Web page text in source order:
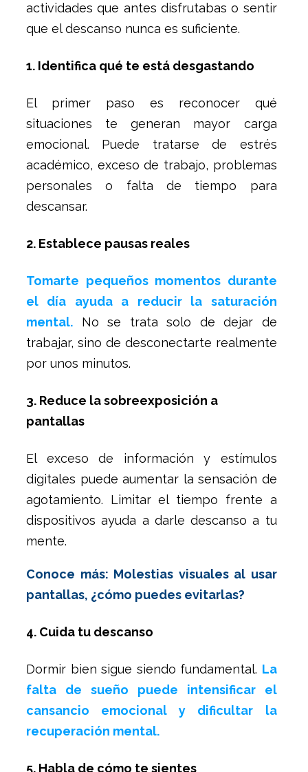
actividades que antes disfrutabas o sentir
que el descanso nunca es suficiente.
1. Identifica qué te está desgastando
El primer paso es reconocer qué
situaciones te generan mayor carga
emocional. Puede tratarse de estrés
académico, exceso de trabajo, problemas
personales o falta de tiempo para
descansar.
2. Establece pausas reales
Tomarte pequeños momentos durante
el día ayuda a reducir la saturación
mental. No se trata solo de dejar de
trabajar, sino de desconectarte realmente
por unos minutos.
3. Reduce la sobreexposición a
pantallas
El exceso de información y estímulos
digitales puede aumentar la sensación de
agotamiento. Limitar el tiempo frente a
dispositivos ayuda a darle descanso a tu
mente.
Conoce más: Molestias visuales al usar
pantallas, ¿cómo puedes evitarlas?
4. Cuida tu descanso
Dormir bien sigue siendo fundamental. La
falta de sueño puede intensificar el
cansancio emocional y dificultar la
recuperación mental.
5. Habla de cómo te sientes